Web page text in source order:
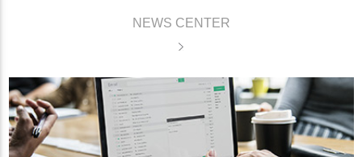
NEWS CENTER